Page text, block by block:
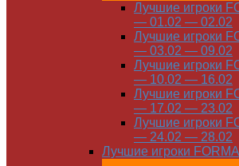
Лучшие игроки
— 01.02 — 02.02
Лучшие игроки
— 03.02 — 09.02
Лучшие игроки
— 10.02 — 16.02
Лучшие игроки
— 17.02 — 23.02
Лучшие игроки
— 24.02 — 28.02
Лучшие игроки